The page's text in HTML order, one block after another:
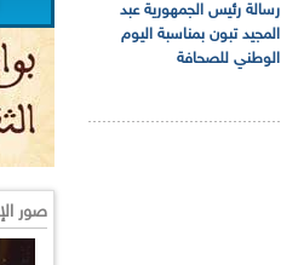
رسالة رئيس الجمهورية عبد
المجيد تبون بمناسبة اليوم
الوطني للصحافة
صور